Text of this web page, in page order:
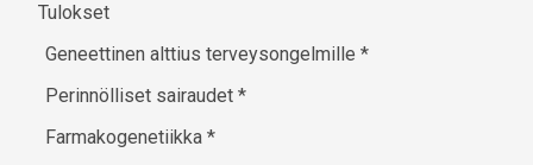
Tulokset
Geneettinen alttius terveysongelmille*
Perinnölliset sairaudet*
Farmakogenetiikka*